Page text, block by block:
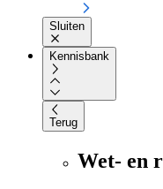
Sluiten
Kennisbank
Terug
Wet- en